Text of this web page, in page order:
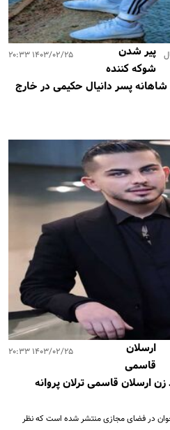
۱۴۰۳/۰۲/۲۵ ۲۰:۳۳
پیر شدن
شوکه کننده
شاهانه پسر دانیال حکیمی در خارج
۱۴۰۳/۰۲/۲۵ ۲۰:۳۳
ارسلان
قاسمی
ارسلان قاسمی ترلان پروانه
در فضای مجازی منتشر شده است که نظر